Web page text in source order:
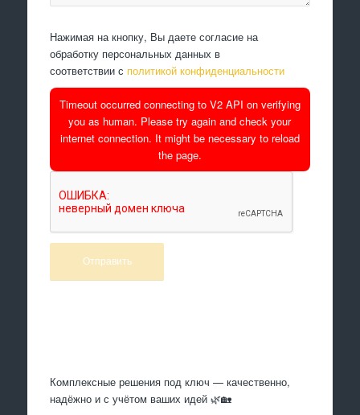
Нажимая на кнопку, Вы даете согласие на
обработку персональных данных в
соответствии с политикой конфиденциальности
Timeout occurred connecting to V2 API on verifying
you as human. Please try again and check your
internet connection. It might be necessary to reload
the page.
Комплексные решения под ключ — качественно,
надёжно и с учётом ваших идей 🌿🏡